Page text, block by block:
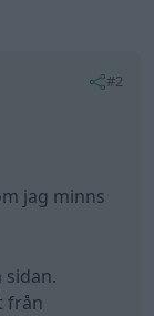
#2
jag minns
sidan.
från